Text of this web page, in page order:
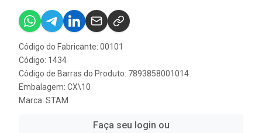
Código do Fabricante: 00101
Código: 1434
Código de Barras do Produto: 7893858001014
Embalagem: CX\10
Marca: STAM
Faça seu login ou